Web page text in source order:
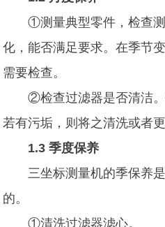
①测量典型零件，检查测
化，能否满足要求。在季节
需要检查。
②检查过滤器是否清洁。
若有污垢，则将之清洗或者更
1.3 季度保养
三坐标测量机的季保养是
的。
①清洗过滤器滤心。